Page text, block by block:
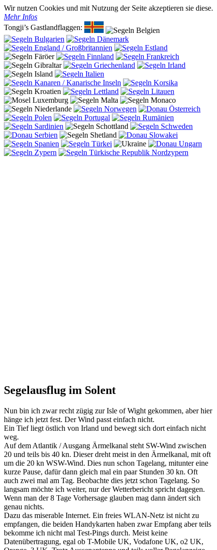
Wir nutzen Cookies und mit Nutzung der Seite akzeptieren sie diese.
Mehr Infos
Tongji’s Gastlandflaggen:
Segelausflug im Solent
Nun bin ich zwar recht zügig zur Isle of Wight gekommen, aber hier
hänge ich jetzt fest. Der Wind passt einfach nicht.
Ein Tief liegt östlich von Irland und bewegt sich dort einfach nicht
weg.
Auf dem Atlantik / Ausgang Ärmelkanal steht SW-Wind zwischen
20 und teils bis 40 kn. Dieser dreht meist in den Ärmelkanal, mit oft
um die 20 kn WSW-Wind. Dies nun schon Tagelang, mitunter eine
kurze Pause, dafür dann gleich mal ein paar Stunden 30 kn. Oft
auch zwei mal am Tag. Beobachte dies jetzt schon Tagelang. So
langsam möchte ich weiter, nur der Wetterbericht spricht dagegen.
Wenn man der 8 Tage Vorhersage glauben mag dann ändert sich
genau nichts.
Dazu das miserable Internet. Ein freies WLAN-Netz ist nicht zu
empfangen, die beiden Handykarten haben zwar Empfang aber teils
bekomme ich nicht mal Test-Pings durch. Meist keine
Datenübertragung, egal ob T-Mobile UK, Vodafone UK, o2 UK,